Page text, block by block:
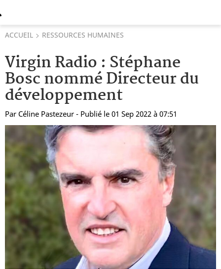
ACCUEIL RESSOURCES HUMAINES
Virgin Radio : Stéphane
Bosc nommé Directeur du
développement
Par Céline Pastezeur - Publié le 01 Sep 2022 à 07:51